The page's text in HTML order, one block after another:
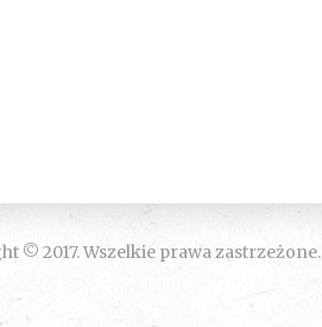
© 2017. Wszelkie prawa zastrzeżone.